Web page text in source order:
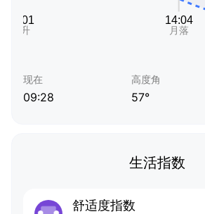
现在
09:28
高度角
57°
生活指数
舒适度指数